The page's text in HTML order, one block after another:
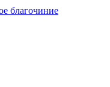
благочиние